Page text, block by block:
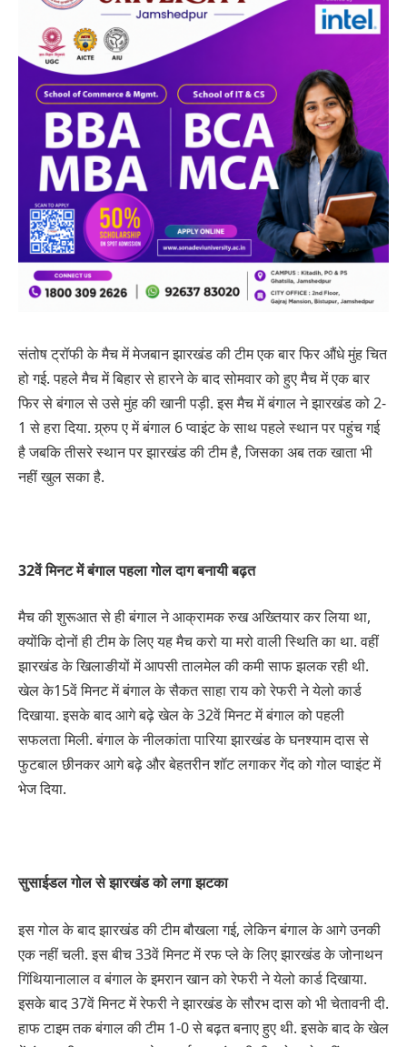
संतोष ट्रॉफी के मैच में मेजबान झारखंड की टीम एक बार फिर औंधे मुंह चित
हो गई. पहले मैच में बिहार से हारने के बाद सोमवार को हुए मैच में एक बार
फिर से बंगाल से उसे मुंह की खानी पड़ी. इस मैच में बंगाल ने झारखंड को 2-
1 से हरा दिया. ग्र्रुप ए में बंगाल 6 प्वाइंट के साथ पहले स्थान पर पहुंच गई
है जबकि तीसरे स्थान पर झारखंड की टीम है, जिसका अब तक खाता भी
नहीं खुल सका है.
32वें मिनट में बंगाल पहला गोल दाग बनायी बढ़त
मैच की शुरूआत से ही बंगाल ने आक्रामक रुख अख्तियार कर लिया था,
क्योंकि दोनों ही टीम के लिए यह मैच करो या मरो वाली स्थिति का था. वहीं
झारखंड के खिलाङीयों में आपसी तालमेल की कमी साफ झलक रही थी.
खेल के15वें मिनट में बंगाल के सैकत साहा राय को रेफरी ने येलो कार्ड
दिखाया. इसके बाद आगे बढ़े खेल के 32वें मिनट में बंगाल को पहली
सफलता मिली. बंगाल के नीलकांता पारिया झारखंड के घनश्याम दास से
फुटबाल छीनकर आगे बढ़े और बेहतरीन शॉट लगाकर गेंद को गोल प्वाइंट में
भेज दिया.
सुसाईडल गोल से झारखंड को लगा झटका
इस गोल के बाद झारखंड की टीम बौखला गई, लेकिन बंगाल के आगे उनकी
एक नहीं चली. इस बीच 33वें मिनट में रफ प्ले के लिए झारखंड के जोनाथन
गिंथियानालाल व बंगाल के इमरान खान को रेफरी ने येलो कार्ड दिखाया.
इसके बाद 37वें मिनट में रेफरी ने झारखंड के सौरभ दास को भी चेतावनी दी.
हाफ टाइम तक बंगाल की टीम 1-0 से बढ़त बनाए हुए थी. इसके बाद के खेल